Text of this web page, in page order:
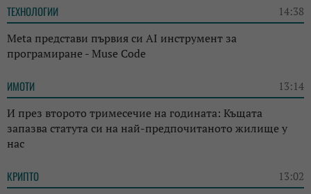
ТЕХНОЛОГИИ 14:38
Meta представи първия си AI инструмент за
програмиране - Muse Code
ИМОТИ 13:14
И през второто тримесечие на годината: Къщата
запазва статута си на най-предпочитаното жилище у
нас
КРИПТО 13:02